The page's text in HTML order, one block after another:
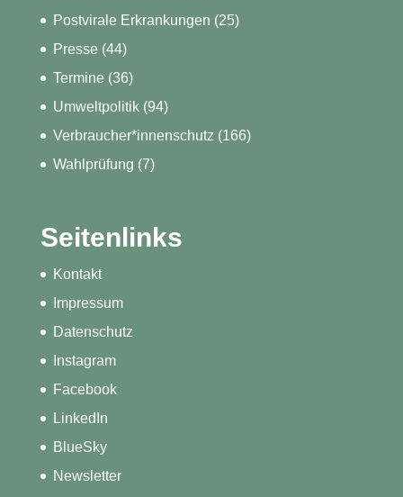
Postvirale Erkrankungen (25)
Presse(44)
Termine(36)
Umweltpolitik(94)
Verbraucher*innenschutz (166)
Wahlprüfung (7)
Seitenlinks
Kontakt
Impressum
Datenschutz
Instagram
Facebook
LinkedIn
BlueSky
Newsletter